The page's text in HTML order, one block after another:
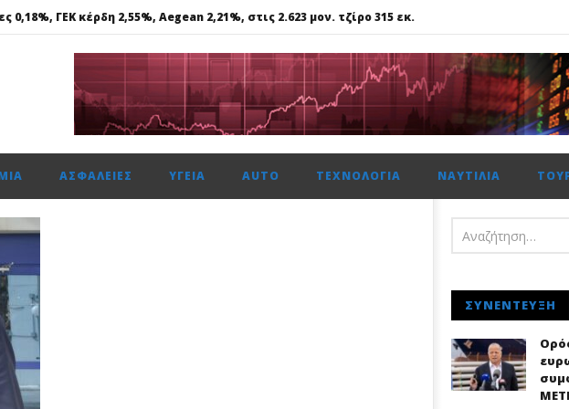
0,18%, ΓΕΚ κέρδη 2,55%, Aegean 2,21%, στις 2.623 μον. τζίρο 315 εκ.
€524,4 εκατ. τα καθαρά κέρδη, αύξηση 11,4%
εμπιστοσύνης», η ιστορική συμφωνία για την είσοδο του κολοσσού Meridiam στο GSI
0,18%, ΓΕΚ κέρδη 2,55%, Aegean 2,21%, στις 2.623 μον. τζίρο 315 εκ.
ΑΣΦΆΛΕΙΕΣ ΥΓΕΊΑ AUTO ΤΕΧΝΟΛΟΓΊΑ ΝΑΥΤΙΛΊΑ
ΣΥΝΈΝΤΕΥΞΗ